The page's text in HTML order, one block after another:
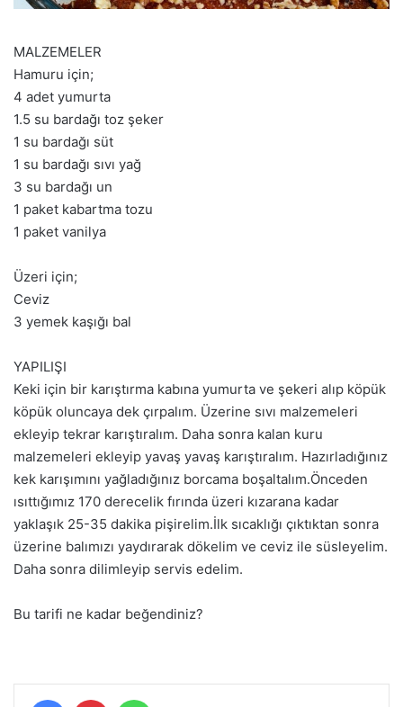
MALZEMELER
Hamuru için;
4 adet yumurta
1.5 su bardağı toz şeker
1 su bardağı süt
1 su bardağı sıvı yağ
3 su bardağı un
1 paket kabartma tozu
1 paket vanilya
Üzeri için;
Ceviz
3 yemek kaşığı bal
YAPILIŞI
Keki için bir karıştırma kabına yumurta ve şekeri alıp köpük
köpük oluncaya dek çırpalım. Üzerine sıvı malzemeleri
ekleyip tekrar karıştıralım. Daha sonra kalan kuru
malzemeleri ekleyip yavaş yavaş karıştıralım. Hazırladığınız
kek karışımını yağladığınız borcama boşaltalım.Önceden
ısıttığımız 170 derecelik fırında üzeri kızarana kadar
yaklaşık 25-35 dakika pişirelim.İlk sıcaklığı çıktıktan sonra
üzerine balımızı yaydırarak dökelim ve ceviz ile süsleyelim.
Daha sonra dilimleyip servis edelim.
Bu tarifi ne kadar beğendiniz?
FacebookPinterest